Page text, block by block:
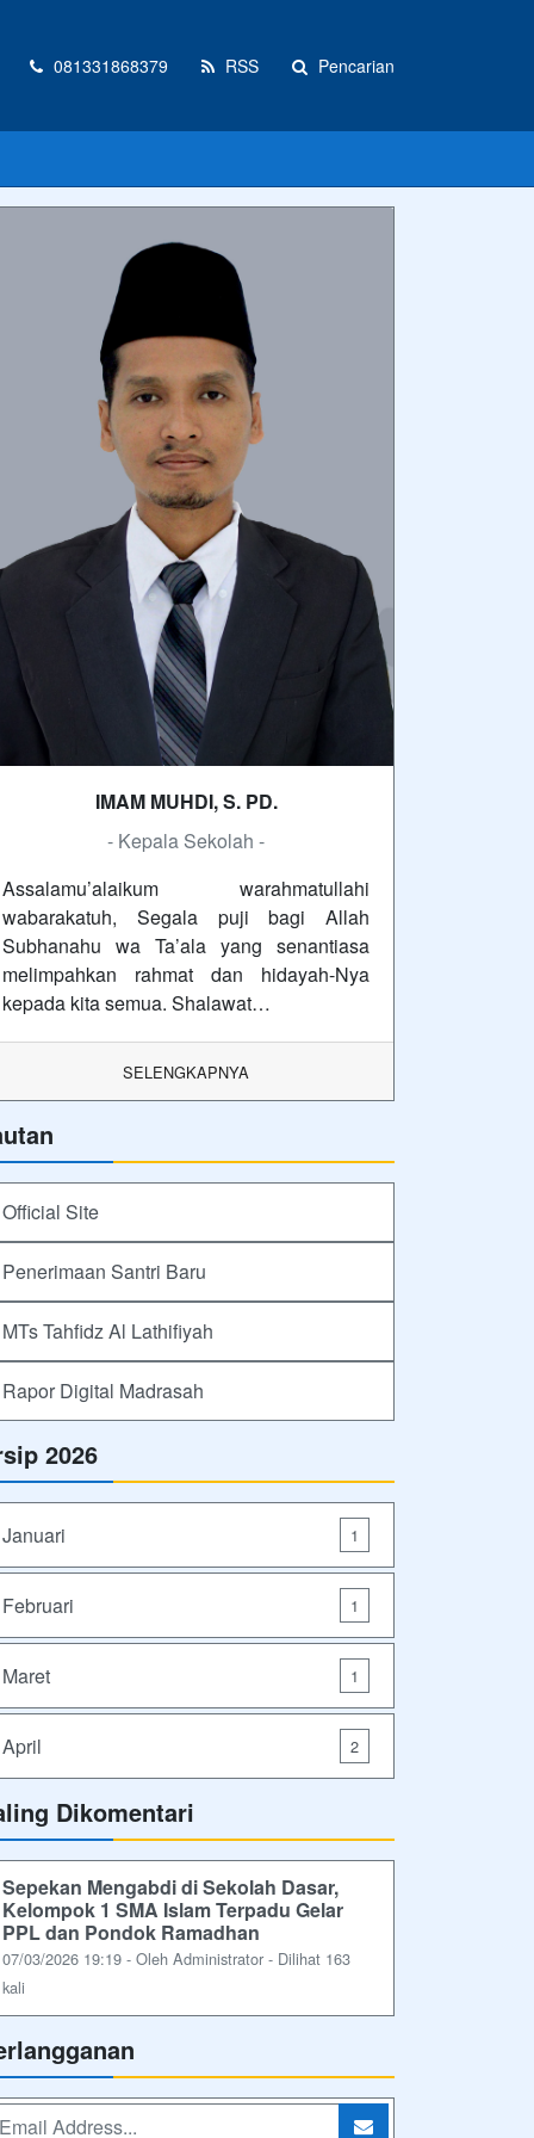
081331868379 RSS Pencarian
IMAM MUHDI, S. PD.
- Kepala Sekolah -
Assalamu’alaikum warahmatullahi
wabarakatuh, Segala puji bagi Allah
Subhanahu wa Ta’ala yang senantiasa
melimpahkan rahmat dan hidayah-Nya
kepada kita semua. Shalawat…
SELENGKAPNYA
Official Site
Penerimaan Santri Baru
MTs Tahfidz Al Lathifiyah
Rapor Digital Madrasah
2026
Januari 1
Februari 1
Maret 1
April 2
Dikomentari
Sepekan Mengabdi di Sekolah Dasar,
Kelompok 1 SMA Islam Terpadu Gelar
PPL dan Pondok Ramadhan
07/03/2026 19:19 - Oleh Administrator - Dilihat 163
kali